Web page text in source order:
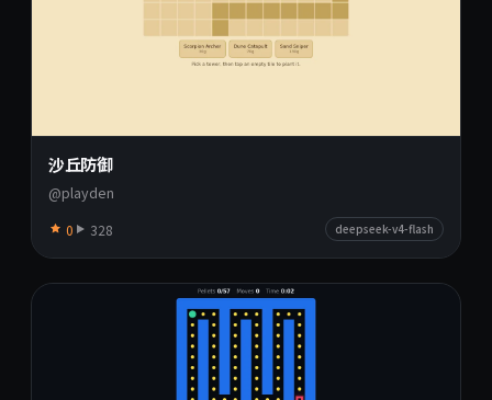
沙丘防御
@playden
0 328 deepseek-v4-flash